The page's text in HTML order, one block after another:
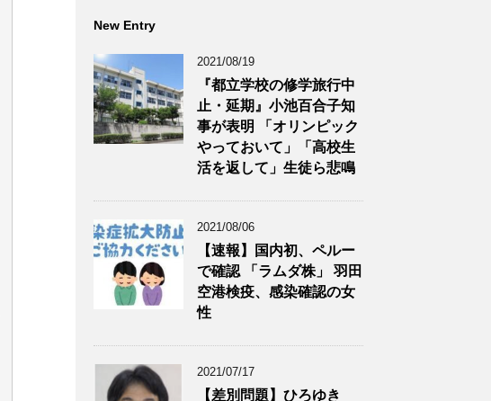
New Entry
2021/08/19
『都立学校の修学旅行中
止・延期』小池百合子知
事が表明 「オリンピック
やっておいて」「高校生
活を返して」生徒ら悲鳴
2021/08/06
【速報】国内初、ペルー
で確認 「ラムダ株」 羽田
空港検疫、感染確認の女
性
2021/07/17
【差別問題】ひろゆき